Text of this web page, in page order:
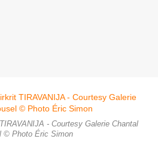
- Courtesy Galerie Chantal
© Photo Éric Simon